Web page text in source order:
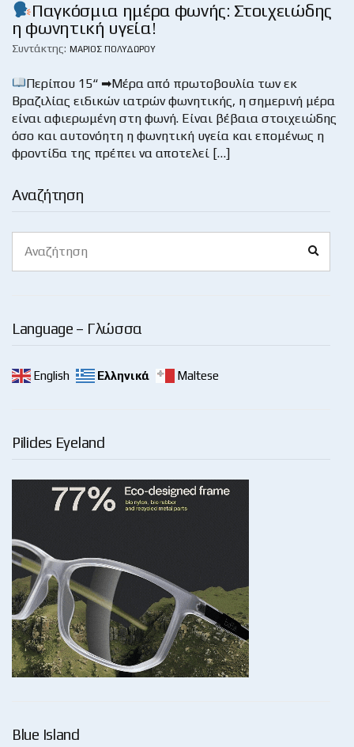
Αναζήτηση
for:
Language – Γλώσσα
English Ελληνικά Maltese
Pilides Eyeland
Blue Island
Παγκόσμια ημέρα φωνής: Στοιχειώδης
η φωνητική υγεία!
Συντάκτης: ΜΆΡΙΟΣ ΠΟΛΥΔΏΡΟΥ
Περίπου 15“ ➡Μέρα από πρωτοβουλία των εκ
Βραζιλίας ειδικών ιατρών φωνητικής, η σημερινή μέρα
είναι αφιερωμένη στη φωνή. Είναι βέβαια στοιχειώδης
όσο και αυτονόητη η φωνητική υγεία και επομένως η
φροντίδα της πρέπει να αποτελεί […]